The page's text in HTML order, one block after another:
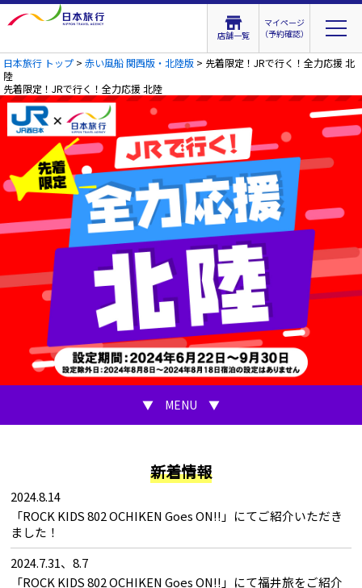
店舗一覧
マイページ
（予約確認）
日本旅行 トップ >赤い風船 関西版・北陸版 > 先着限定！JRで行く！全力応援 北
陸
先着限定！JRで行く！全力応援 北陸
新着情報
2024.8.14
「ROCK KIDS 802 OCHIKEN Goes ON!!」にてご紹介いただき
ました！
2024.7.31、8.7
「ROCK KIDS 802 OCHIKEN Goes ON!!」にて福井旅をご紹介